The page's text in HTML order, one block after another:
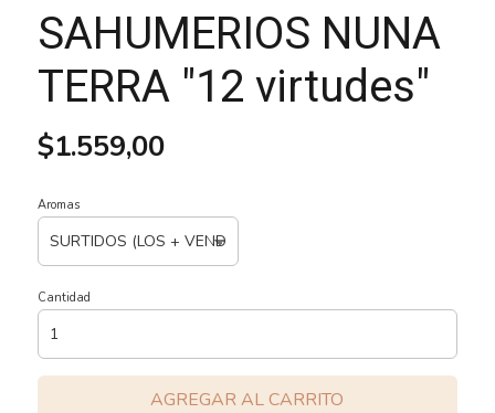
SAHUMERIOS NUNA
TERRA "12 virtudes"
$1.559,00
Aromas
Cantidad
AGREGAR AL CARRITO